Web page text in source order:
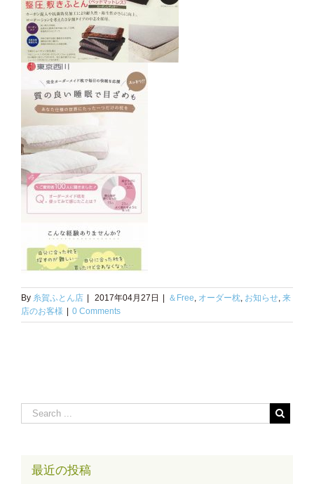
By 糸賀ふとん店 2017年04月27日 ＆Free, オーダー枕, お知らせ, 来
店のお客様
0 Comments
最近の投稿